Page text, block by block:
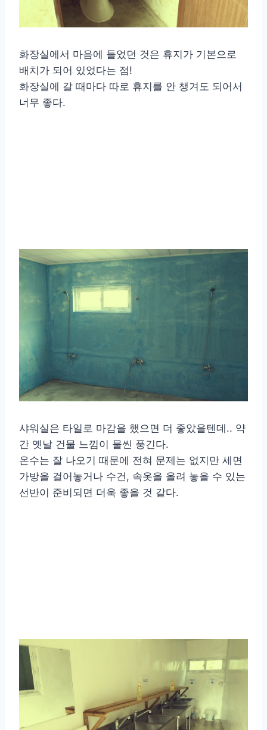
화장실에서 마음에 들었던 것은 휴지가 기본으로
배치가 되어 있었다는 점!
화장실에 갈 때마다 따로 휴지를 안 챙겨도 되어서
너무 좋다.
샤워실은 타일로 마감을 했으면 더 좋았을텐데.. 약
간 옛날 건물 느낌이 물씬 풍긴다.
온수는 잘 나오기 때문에 전혀 문제는 없지만 세면
가방을 걸어놓거나 수건, 속옷을 올려 놓을 수 있는
선반이 준비되면 더욱 좋을 것 같다.